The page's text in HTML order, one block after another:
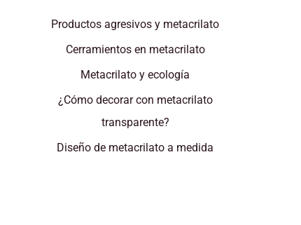
Productos agresivos y metacrilato
Cerramientos en metacrilato
Metacrilato y ecología
¿Cómo decorar con metacrilato
transparente?
Diseño de metacrilato a medida